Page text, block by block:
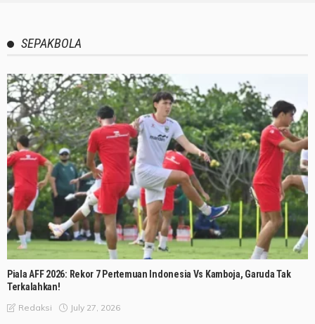
SEPAKBOLA
Piala AFF 2026: Rekor 7 Pertemuan Indonesia Vs Kamboja, Garuda Tak
Terkalahkan!
Redaksi July 27, 2026